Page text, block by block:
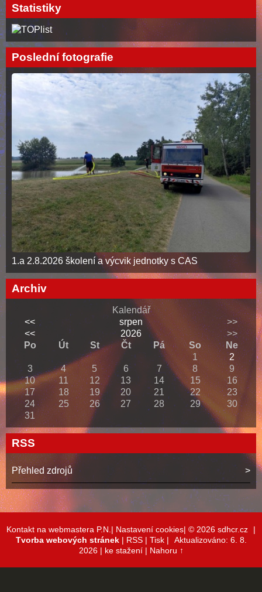
Statistiky
Poslední fotografie
1.a 2.8.2026 školení a výcvik jednotky s CAS
Archiv
Kalendář
<<
srpen
>>
<<
2026
>>
Po
Út St Čt Pá So
Ne
1
2
3
4 5 6 7 8
9
10
11 12 13 14 15
16
17
18 19 20 21 22
23
24
25 26 27 28 29
30
31
RSS
Přehled zdrojů
Kontakt na webmastera P.N.| Nastavení cookies| © 2026 sdhcr.cz
|
Tvorba webových stránek| RSS| Tisk|
Aktualizováno: 6. 8.
2026 | ke stažení | Nahoru ↑